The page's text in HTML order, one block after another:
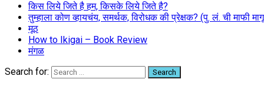
किस लिये जिते है हम, किसके लिये जिते है?
तुम्हाला कोण व्हायचंय, समर्थक, विरोधक की प्रेक्षक? (पु. लं. ची माफी
मूठ
How to Ikigai – Book Review
मंगळ
Search for: